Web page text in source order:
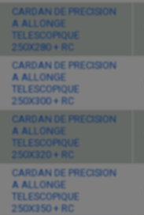
CARDAN DE PRECISION
A ALLONGE
TELESCOPIQUE
250X280 + RC
CARDAN DE PRECISION
A ALLONGE
TELESCOPIQUE
250X300 + RC
CARDAN DE PRECISION
A ALLONGE
TELESCOPIQUE
250X320 + RC
CARDAN DE PRECISION
A ALLONGE
TELESCOPIQUE
250X350 + RC